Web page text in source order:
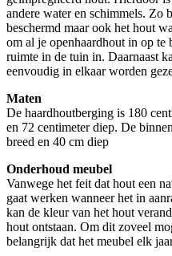
andere water en schimmels. Zo
beschermd maar ook het hout
om al je openhaardhout in op te
ruimte in de tuin in. Daarnaast
eenvoudig in elkaar worden
Maten
De haardhoutberging is 180
en 72 centimeter diep. De
breed en 40 cm diep
Onderhoud meubel
Vanwege het feit dat hout een
gaat werken wanneer het in
kan de kleur van het hout
hout ontstaan. Om dit zoveel
belangrijk dat het meubel elk